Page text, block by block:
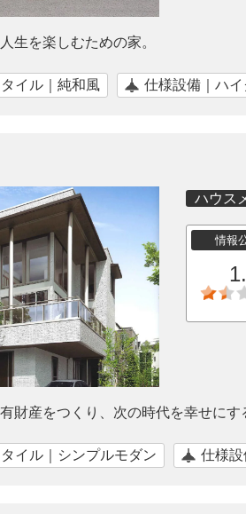
生を楽しむための家。
イル｜純和風 仕様設備｜ハ
ハウス
情報
財産をつくり、次の時代を幸せに
イル｜シンプルモダン 仕様